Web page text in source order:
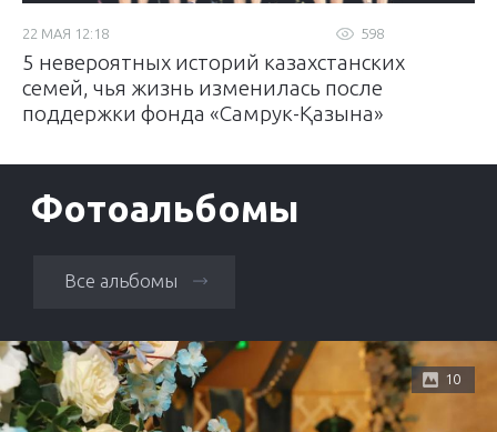
598
22 МАЯ 12:18
5 невероятных историй казахстанских
семей, чья жизнь изменилась после
поддержки фонда «Самрук-Қазына»
Фотоальбомы
Все альбомы
10